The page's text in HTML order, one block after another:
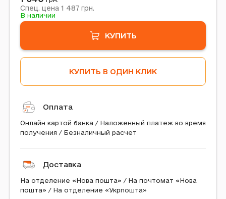
Спец. цена 1 487 грн.
В наличии
КУПИТЬ
КУПИТЬ В ОДИН КЛИК
Оплата
Онлайн картой банка / Наложенный платеж во время
получения / Безналичный расчет
Доставка
На отделение «Нова пошта» / На почтомат «Нова
пошта» / На отделение «Укрпошта»